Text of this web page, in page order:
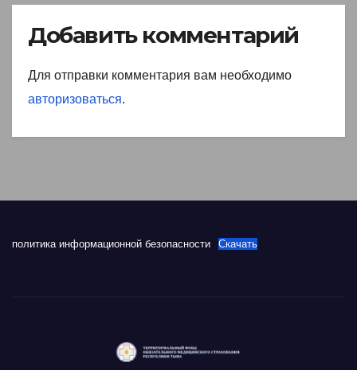
Добавить комментарий
Для отправки комментария вам необходимо
авторизоваться.
политика информационной безопасности Скачать